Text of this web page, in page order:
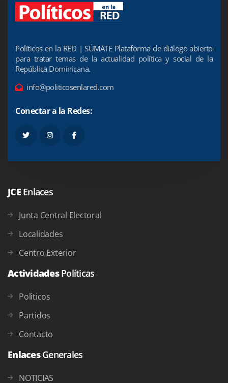
Políticos en la RED | SÚMATE Plataforma de diálogo abierto
para tratar temas de la actualidad política y social de la
República Dominicana.
info@politicosenlared.com
Conectar a la Redes:
JCE Enlaces
Junta Central Electoral
Localidades
Centro Exterior
ActividadesPolíticas
Politicos
Partidos
Contacto
EnlacesGenerales
NOTICIAS